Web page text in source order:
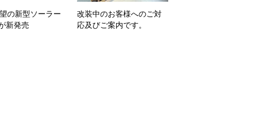
の新型ソーラー
新発売
改装中のお客様へのご対
応及びご案内です。